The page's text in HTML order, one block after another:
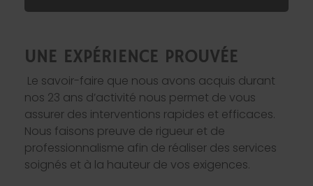
UNE EXPÉRIENCE PROUVÉE
Le savoir-faire que nous avons acquis durant
nos 23 ans d’activité nous permet de vous
assurer des interventions rapides et efficaces.
Nous faisons preuve de rigueur et de
professionnalisme afin de réaliser des services
soignés et à la hauteur de vos exigences.